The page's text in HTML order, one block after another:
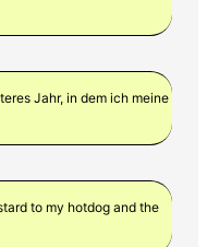
Jahr, in dem ich meine
to my hotdog and the